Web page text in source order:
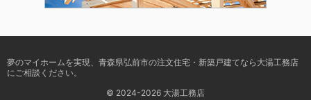
© 2024-2026 大湯工務店
夢のマイホームを実現、 青森県弘前市の注文住宅・新築戸建てなら大湯工務店
にご相談ください。